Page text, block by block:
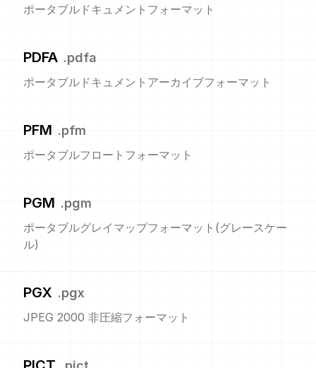
ポータブルドキュメントフォーマット
PDFA .pdfa
ポータブルドキュメントアーカイブフォーマット
PFM .pfm
ポータブルフロートフォーマット
PGM .pgm
ポータブルグレイマップフォーマット(グレースケー
ル)
PGX .pgx
JPEG 2000 非圧縮フォーマット